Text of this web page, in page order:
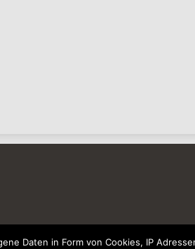
Daten in Form von Cookies, IP